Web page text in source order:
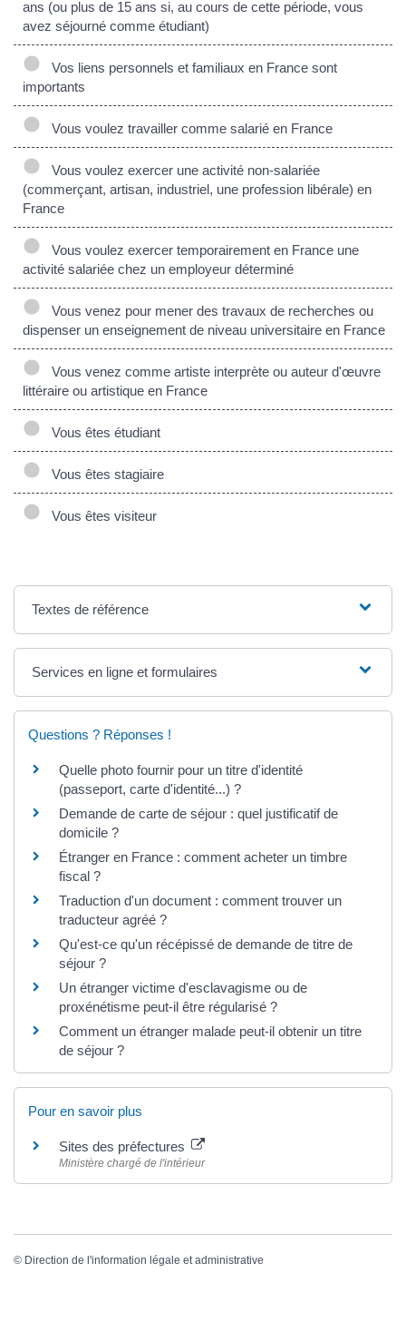
ans (ou plus de 15 ans si, au cours de cette période, vous
avez séjourné comme étudiant)
Vos liens personnels et familiaux en France sont
importants
Vous voulez travailler comme salarié en France
Vous voulez exercer une activité non-salariée
(commerçant, artisan, industriel, une profession libérale) en
France
Vous voulez exercer temporairement en France une
activité salariée chez un employeur déterminé
Vous venez pour mener des travaux de recherches ou
dispenser un enseignement de niveau universitaire en France
Vous venez comme artiste interprète ou auteur d'œuvre
littéraire ou artistique en France
Vous êtes étudiant
Vous êtes stagiaire
Vous êtes visiteur
Textes de référence
Services en ligne et formulaires
Questions ? Réponses !
Quelle photo fournir pour un titre d'identité
(passeport, carte d'identité...) ?
Demande de carte de séjour : quel justificatif de
domicile ?
Étranger en France : comment acheter un timbre
fiscal ?
Traduction d'un document : comment trouver un
traducteur agréé ?
Qu'est-ce qu'un récépissé de demande de titre de
séjour ?
Un étranger victime d'esclavagisme ou de
proxénétisme peut-il être régularisé ?
Comment un étranger malade peut-il obtenir un titre
de séjour ?
Pour en savoir plus
Sites des préfectures
Ministère chargé de l'intérieur
© Direction de l'information légale et administrative